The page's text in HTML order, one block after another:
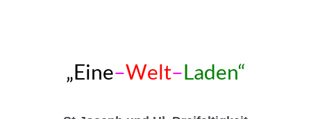
„Eine–Welt–Laden“